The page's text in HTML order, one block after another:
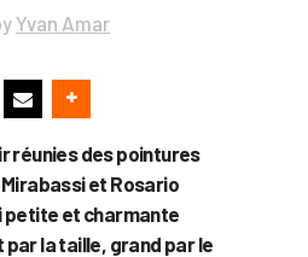
Yvan Amar
réunies des pointures
et Rosario
petite et charmante
la taille, grand par le